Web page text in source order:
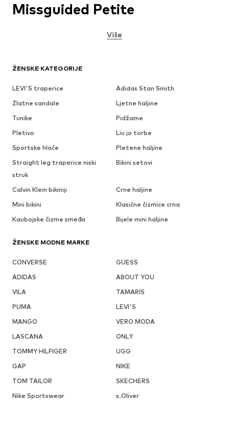
ŽENSKE KATEGORIJE
LEVI'S traperice
Adidas Stan Smith
Zlatne sandale
Ljetne haljine
Tunike
Pidžame
Pletivo
Liu jo torbe
Sportske hlače
Pletene haljine
Straight leg traperice niski
struk
Bikini setovi
Calvin Klein bikiniji
Crne haljine
Mini bikini
Klasične čizmice crna
Kaubojske čizme smeđa
Bijele mini haljine
ŽENSKE MODNE MARKE
CONVERSE
GUESS
ADIDAS
ABOUT YOU
VILA
TAMARIS
PUMA
LEVI'S
MANGO
VERO MODA
LASCANA
ONLY
TOMMY HILFIGER
UGG
GAP
NIKE
TOM TAILOR
SKECHERS
Nike Sportswear
s.Oliver
Missguided Petite
Više